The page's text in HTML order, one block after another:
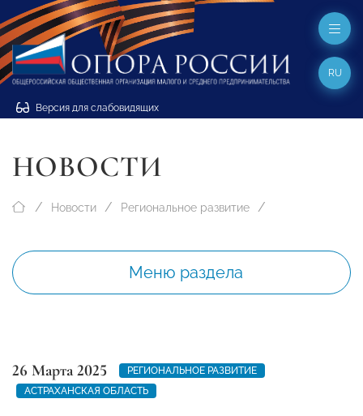
Версия для слабовидящих
RU
НОВОСТИ
Новости Региональное развитие
Меню раздела
26 Марта 2025
РЕГИОНАЛЬНОЕ РАЗВИТИЕ
АСТРАХАНСКАЯ ОБЛАСТЬ